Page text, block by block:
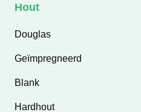
Hout
Douglas
Geïmpregneerd
Blank
Hardhout